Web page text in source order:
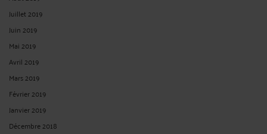
Juillet 2019
Juin 2019
Mai 2019
Avril 2019
Mars 2019
Février 2019
Janvier 2019
Décembre 2018